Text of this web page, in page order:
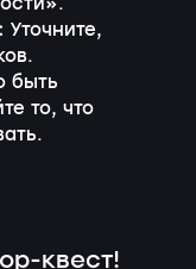
Уточните,
быть
то, что
квест!